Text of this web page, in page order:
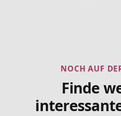
NOCH AUF
Finde